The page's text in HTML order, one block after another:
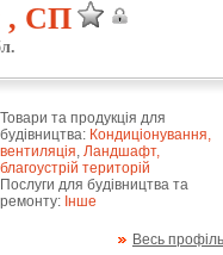
, СП
Товари та продукція для
будівництва: Кондиціонування,
вентиляція, Ландшафт,
благоустрій територій
Послуги для будівництва та
ремонту: Інше
Весь профіль